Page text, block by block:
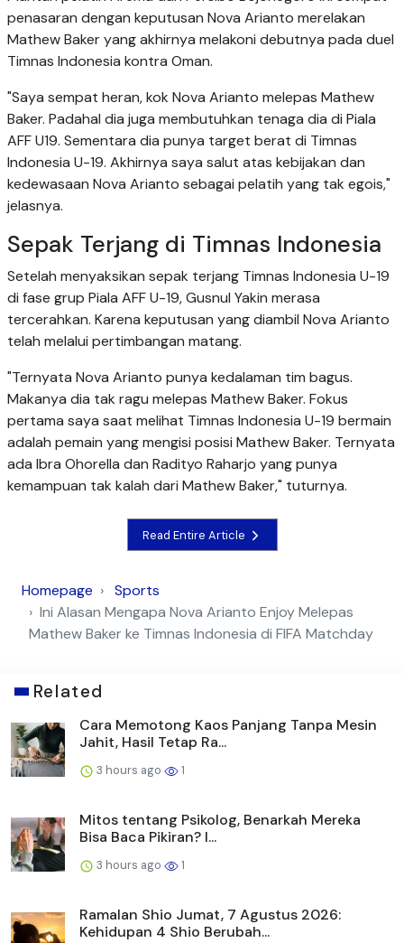
penasaran dengan keputusan Nova Arianto merelakan
Mathew Baker yang akhirnya melakoni debutnya pada duel
Timnas Indonesia kontra Oman.
"Saya sempat heran, kok Nova Arianto melepas Mathew
Baker. Padahal dia juga membutuhkan tenaga dia di Piala
AFF U19. Sementara dia punya target berat di Timnas
Indonesia U-19. Akhirnya saya salut atas kebijakan dan
kedewasaan Nova Arianto sebagai pelatih yang tak egois,"
jelasnya.
Sepak Terjang di Timnas Indonesia
Setelah menyaksikan sepak terjang Timnas Indonesia U-19
di fase grup Piala AFF U-19, Gusnul Yakin merasa
tercerahkan. Karena keputusan yang diambil Nova Arianto
telah melalui pertimbangan matang.
"Ternyata Nova Arianto punya kedalaman tim bagus.
Makanya dia tak ragu melepas Mathew Baker. Fokus
pertama saya saat melihat Timnas Indonesia U-19 bermain
adalah pemain yang mengisi posisi Mathew Baker. Ternyata
ada Ibra Ohorella dan Radityo Raharjo yang punya
kemampuan tak kalah dari Mathew Baker," tuturnya.
Read Entire Article
Homepage
Sports
Ini Alasan Mengapa Nova Arianto Enjoy Melepas
Mathew Baker ke Timnas Indonesia di FIFA Matchday
Related
Cara Memotong Kaos Panjang Tanpa Mesin
Jahit, Hasil Tetap Ra...
3 hours ago 1
Mitos tentang Psikolog, Benarkah Mereka
Bisa Baca Pikiran? I...
3 hours ago 1
Ramalan Shio Jumat, 7 Agustus 2026:
Kehidupan 4 Shio Berubah...